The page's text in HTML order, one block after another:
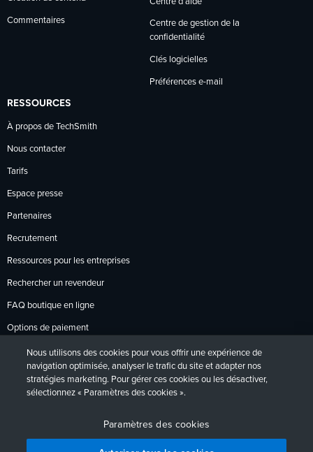
Commentaires
Centre de gestion de la
confidentialité
Clés logicielles
Préférences e-mail
RESSOURCES
À propos de TechSmith
Nous contacter
Tarifs
Espace presse
Partenaires
Recrutement
Ressources pour les entreprises
Rechercher un revendeur
FAQ boutique en ligne
Options de paiement
Politique de retour
DeutschFrançais Español日本語
Nous utilisons des cookies pour vous offrir une expérience de
navigation optimisée, analyser le trafic du site et adapter nos
stratégies marketing. Pour gérer ces cookies ou les désactiver,
sélectionnez « Paramètres des cookies ».
Paramètres des cookies